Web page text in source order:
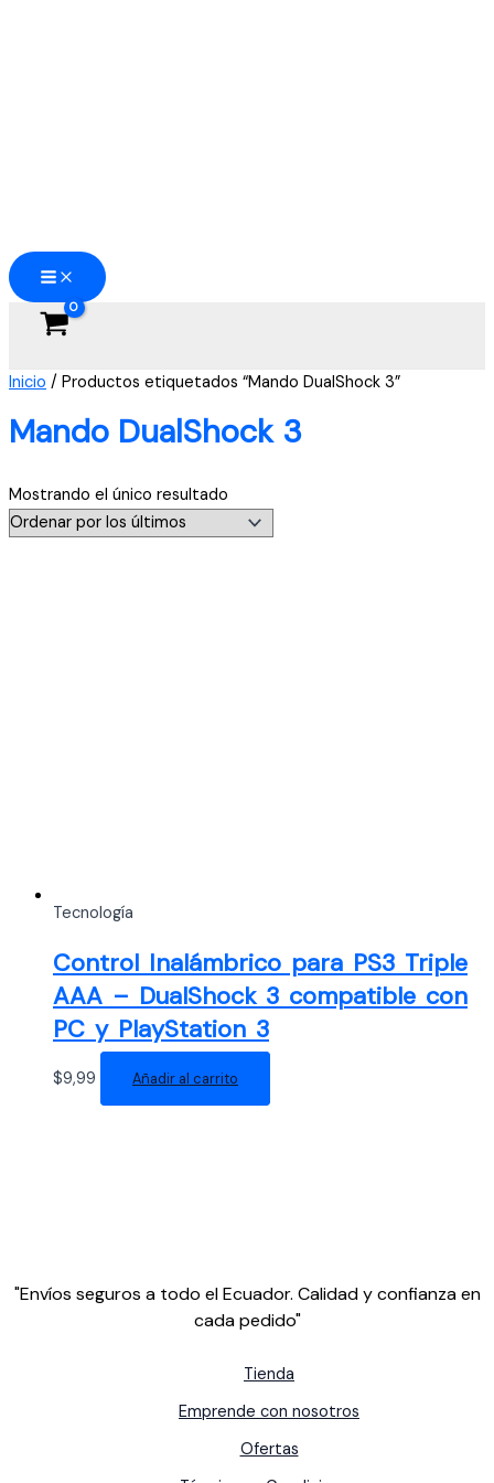
Inicio / Productos etiquetados “Mando DualShock 3”
Mando DualShock 3
Mostrando el único resultado
Tecnología
Control Inalámbrico para PS3 Triple
AAA – DualShock 3 compatible con
PC y PlayStation 3
$9,99 Añadir al carrito
"Envíos seguros a todo el Ecuador. Calidad y confianza en
cada pedido"
Tienda
Emprende con nosotros
Ofertas